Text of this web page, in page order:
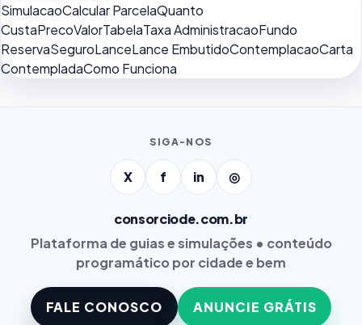
SimulacaoCalcular ParcelaQuanto
CustaPrecoValorTabelaTaxa AdministracaoFundo
ReservaSeguroLanceLance EmbutidoContemplacaoCarta
ContempladaComo Funciona
SIGA-NOS
X f in ◎
consorciode.com.br
Plataforma de guias e simulações • conteúdo
programático por cidade e bem
FALE CONOSCO ANUNCIE GRÁTIS